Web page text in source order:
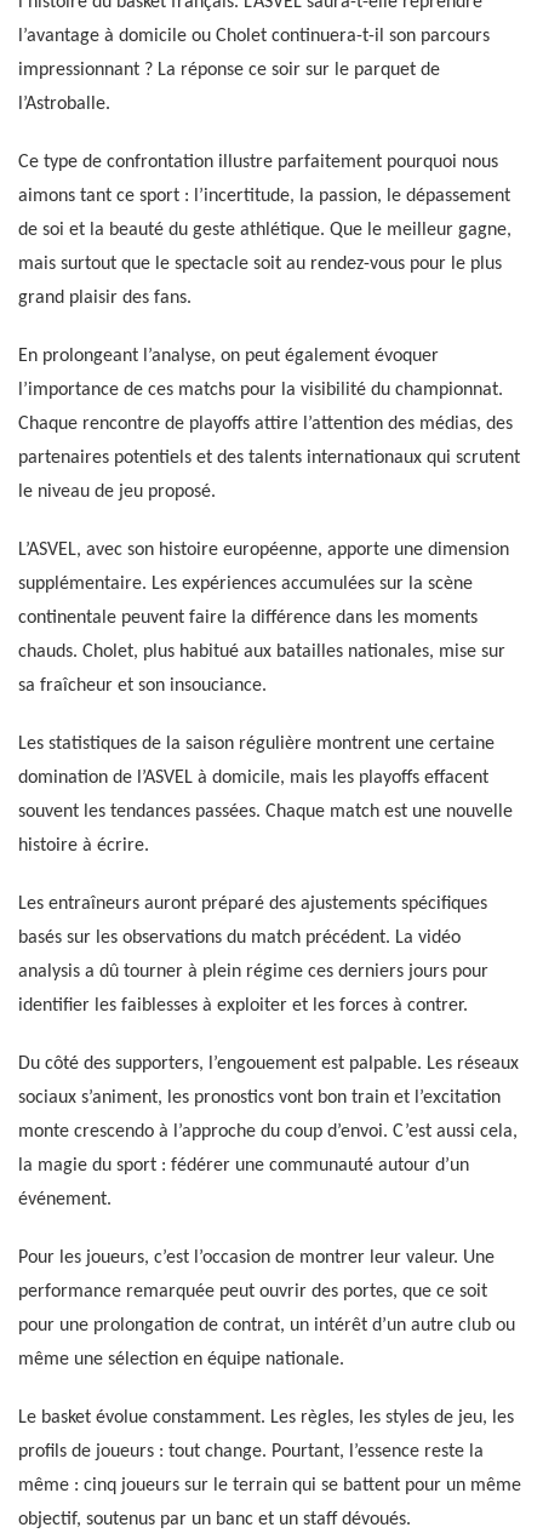
l’avantage à domicile ou Cholet continuera-t-il son parcours
impressionnant ? La réponse ce soir sur le parquet de
l’Astroballe.
Ce type de confrontation illustre parfaitement pourquoi nous
aimons tant ce sport : l’incertitude, la passion, le dépassement
de soi et la beauté du geste athlétique. Que le meilleur gagne,
mais surtout que le spectacle soit au rendez-vous pour le plus
grand plaisir des fans.
En prolongeant l’analyse, on peut également évoquer
l’importance de ces matchs pour la visibilité du championnat.
Chaque rencontre de playoffs attire l’attention des médias, des
partenaires potentiels et des talents internationaux qui scrutent
le niveau de jeu proposé.
L’ASVEL, avec son histoire européenne, apporte une dimension
supplémentaire. Les expériences accumulées sur la scène
continentale peuvent faire la différence dans les moments
chauds. Cholet, plus habitué aux batailles nationales, mise sur
sa fraîcheur et son insouciance.
Les statistiques de la saison régulière montrent une certaine
domination de l’ASVEL à domicile, mais les playoffs effacent
souvent les tendances passées. Chaque match est une nouvelle
histoire à écrire.
Les entraîneurs auront préparé des ajustements spécifiques
basés sur les observations du match précédent. La vidéo
analysis a dû tourner à plein régime ces derniers jours pour
identifier les faiblesses à exploiter et les forces à contrer.
Du côté des supporters, l’engouement est palpable. Les réseaux
sociaux s’animent, les pronostics vont bon train et l’excitation
monte crescendo à l’approche du coup d’envoi. C’est aussi cela,
la magie du sport : fédérer une communauté autour d’un
événement.
Pour les joueurs, c’est l’occasion de montrer leur valeur. Une
performance remarquée peut ouvrir des portes, que ce soit
pour une prolongation de contrat, un intérêt d’un autre club ou
même une sélection en équipe nationale.
Le basket évolue constamment. Les règles, les styles de jeu, les
profils de joueurs : tout change. Pourtant, l’essence reste la
même : cinq joueurs sur le terrain qui se battent pour un même
objectif, soutenus par un banc et un staff dévoués.